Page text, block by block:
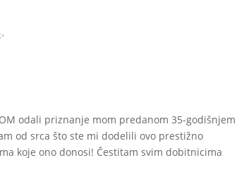
odali priznanje mom predanom 35-godišnjem
od srca što ste mi dodelili ovo prestižno
koje ono donosi! Čestitam svim dobitnicima